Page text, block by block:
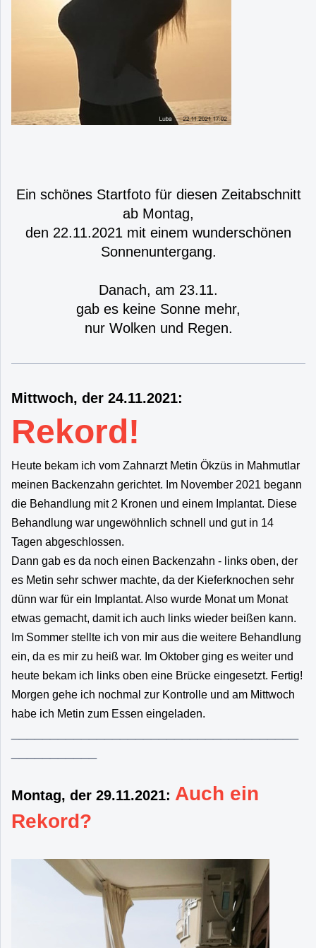
Ein schönes Startfoto für diesen Zeitabschnitt
ab Montag,
den 22.11.2021 mit einem wunderschönen
Sonnenuntergang.
Danach, am 23.11.
gab es keine Sonne mehr,
nur Wolken und Regen.
Mittwoch, der 24.11.2021:
Rekord!
Heute bekam ich vom Zahnarzt Metin Ökzüs in Mahmutlar
meinen Backenzahn gerichtet. Im November 2021 begann
die Behandlung mit 2 Kronen und einem Implantat. Diese
Behandlung war ungewöhnlich schnell und gut in 14
Tagen abgeschlossen.
Dann gab es da noch einen Backenzahn - links oben, der
es Metin sehr schwer machte, da der Kieferknochen sehr
dünn war für ein Implantat. Also wurde Monat um Monat
etwas gemacht, damit ich auch links wieder beißen kann.
Im Sommer stellte ich von mir aus die weitere Behandlung
ein, da es mir zu heiß war. Im Oktober ging es weiter und
heute bekam ich links oben eine Brücke eingesetzt. Fertig!
Morgen gehe ich nochmal zur Kontrolle und am Mittwoch
habe ich Metin zum Essen eingeladen.
Montag, der 29.11.2021: Auch ein
Rekord?